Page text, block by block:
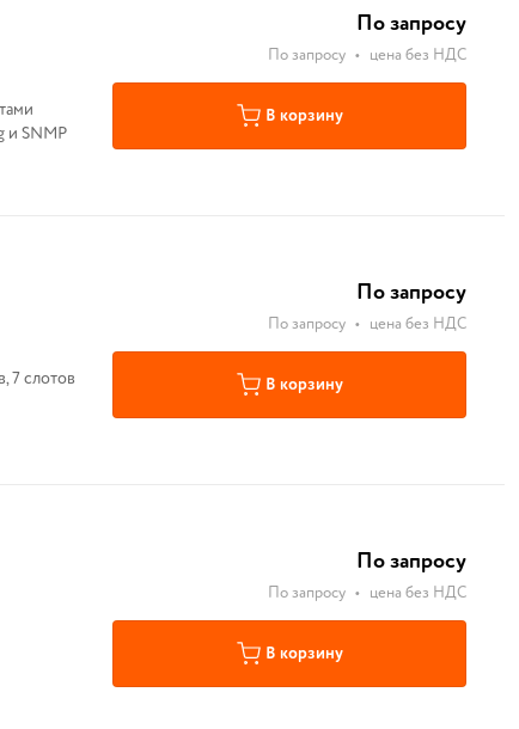
и SNMP
По запросу
По запросу • цена без НДС
В корзину
7 слотов
По запросу
По запросу • цена без НДС
В корзину
По запросу
По запросу • цена без НДС
В корзину